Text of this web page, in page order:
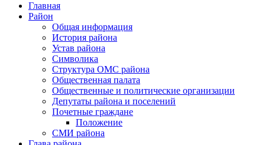
Главная
Район
Общая информация
История района
Устав района
Символика
Структура ОМС района
Общественная палата
Общественные и политические организации
Депутаты района и поселений
Почетные граждане
Положение
СМИ района